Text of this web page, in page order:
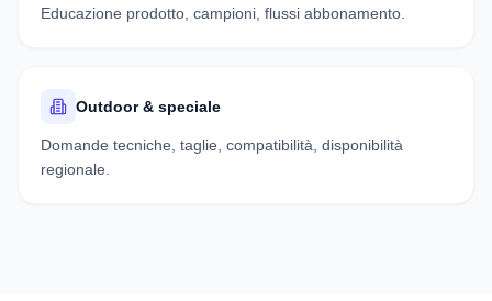
Educazione prodotto, campioni, flussi abbonamento.
Outdoor & speciale
Domande tecniche, taglie, compatibilità, disponibilità
regionale.